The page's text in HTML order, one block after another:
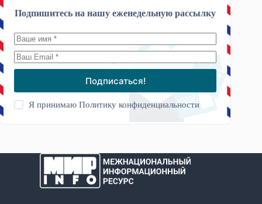
Подпишитесь на нашу еженедельную рассылку
Подписаться!
Я принимаюПолитику конфиденциальности